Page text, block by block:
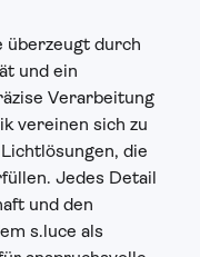
überzeugt durch
und ein
Verarbeitung
vereinen sich zu
die
Jedes Detail
und den
s.luce als